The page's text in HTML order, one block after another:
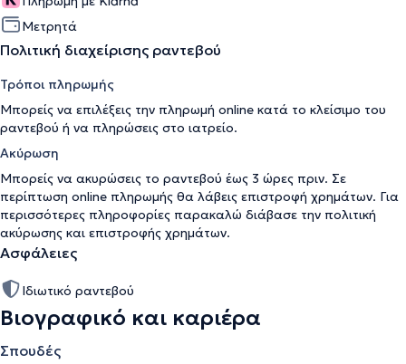
Μετρητά
Πολιτική διαχείρισης ραντεβού
Τρόποι πληρωμής
Μπορείς να επιλέξεις την πληρωμή online κατά το κλείσιμο του
ραντεβού ή να πληρώσεις στο ιατρείο.
Ακύρωση
Μπορείς να ακυρώσεις το ραντεβού έως 3 ώρες πριν. Σε
περίπτωση online πληρωμής θα λάβεις επιστροφή χρημάτων. Για
περισσότερες πληροφορίες παρακαλώ διάβασε την πολιτική
ακύρωσης και επιστροφής χρημάτων.
Ασφάλειες
Ιδιωτικό ραντεβού
Βιογραφικό και καριέρα
Σπουδές